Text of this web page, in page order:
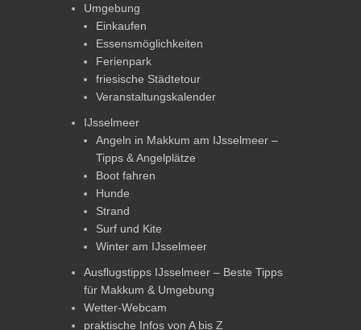
Umgebung
Einkaufen
Essensmöglichkeiten
Ferienpark
friesische Städtetour
Veranstaltungskalender
IJsselmeer
Angeln in Makkum am IJsselmeer –
Tipps & Angelplätze
Boot fahren
Hunde
Strand
Surf und Kite
Winter am IJsselmeer
Ausflugstipps IJsselmeer – Beste Tipps
für Makkum & Umgebung
Wetter-Webcam
praktische Infos von A bis Z